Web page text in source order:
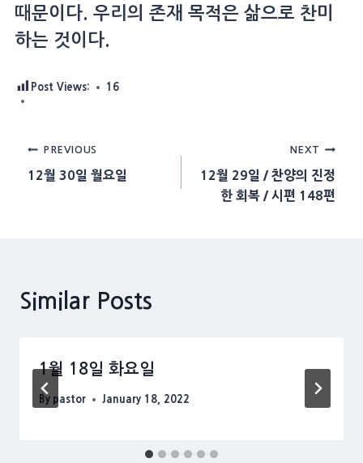
때문이다. 우리의 존재 목적은 삶으로 찬미
하는 것이다.
Post Views: 16
Post
navigation
PREVIOUS
12월 30일 월요일
NEXT
12월 29일 / 찬양의 진정
한 회복 / 시편 148편
Similar Posts
1월 18일 화요일
By pastor January 18, 2022